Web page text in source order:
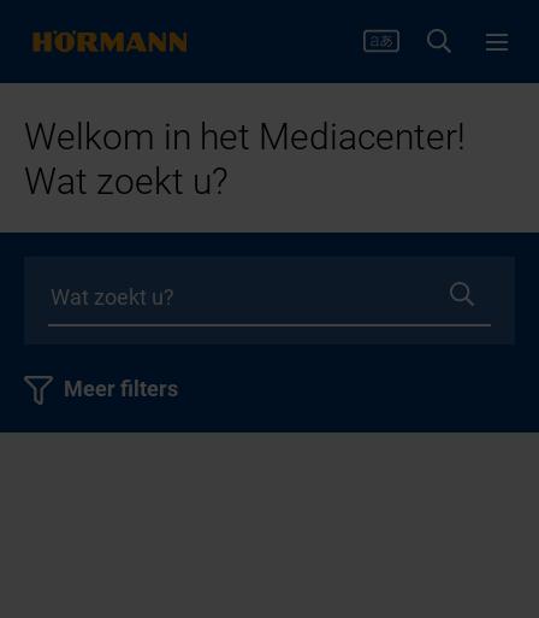
Welkom in het Mediacenter!
Wat zoekt u?
Meer filters